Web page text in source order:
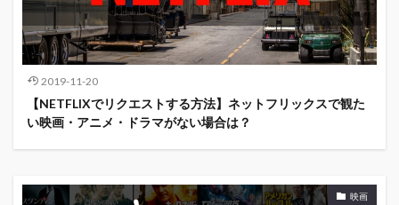
2019-11-20
【NETFLIXでリクエストする方法】ネットフリックスで観た
い映画・アニメ・ドラマがない場合は？
映画